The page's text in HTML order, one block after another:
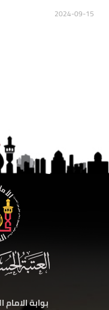
بوابة